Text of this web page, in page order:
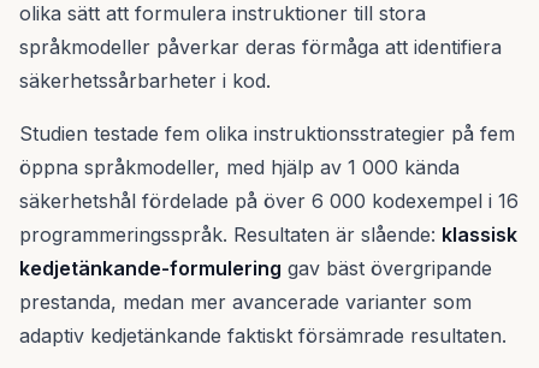
olika sätt att formulera instruktioner till stora
språkmodeller påverkar deras förmåga att identifiera
säkerhetssårbarheter i kod.
Studien testade fem olika instruktionsstrategier på fem
öppna språkmodeller, med hjälp av 1 000 kända
säkerhetshål fördelade på över 6 000 kodexempel i 16
programmeringsspråk. Resultaten är slående: klassisk
kedjetänkande-formulering gav bäst övergripande
prestanda, medan mer avancerade varianter som
adaptiv kedjetänkande faktiskt försämrade resultaten.